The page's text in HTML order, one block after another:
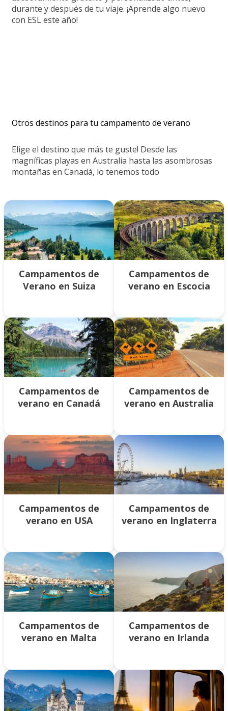
durante y después de tu viaje. ¡Aprende algo nuevo
con ESL este año!
Otros destinos para tu campamento de verano
Elige el destino que más te guste! Desde las
magníficas playas en Australia hasta las asombrosas
montañas en Canadá, lo tenemos todo
Campamentos de
Verano en Suiza
Campamentos de
verano en Escocia
Campamentos de
verano en Canadá
Campamentos de
verano en Australia
Campamentos de
verano en USA
Campamentos de
verano en Inglaterra
Campamentos de
verano en Malta
Campamentos de
verano en Irlanda